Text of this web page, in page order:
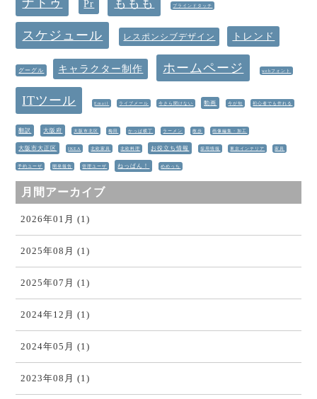
ナトゥ Pr ももも ブラインドタッチ
スケジュール レスポンシブデザイン トレンド
グーグル キャラクター制作 ホームページ webフォント
ITツール Email ライブメール 今さら聞けない 動画 今が旬 初心者でも作れる
翻訳 大阪府 大阪市北区 梅田 かっぱ横丁 ラーメン 散歩 画像編集・加工
大阪市大正区 IKEA 北欧家具 北欧料理 お役立ち情報 採用情報 東京インテリア 家具
予約ユーザ 開発報告 管理ユーザ ねっぱん！ めめっち
月間アーカイブ
2026年01月 (1)
2025年08月 (1)
2025年07月 (1)
2024年12月 (1)
2024年05月 (1)
2023年08月 (1)